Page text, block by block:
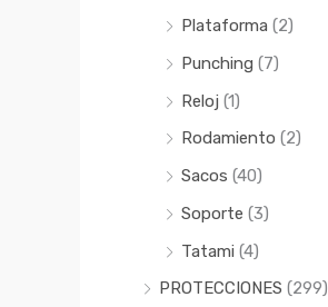
Plataforma (2)
Punching (7)
Reloj (1)
Rodamiento (2)
Sacos (40)
Soporte (3)
Tatami (4)
PROTECCIONES (299)